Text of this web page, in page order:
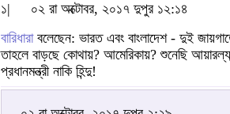
১|
০২ রা অক্টোবর, ২০১৭ দুপুর ১২:১৪
বারিধারাবলেছেন: ভারত এবং বাংলাদেশ - দুই
তাহলে বাড়ছে কোথায়? আমেরিকায়? শুনেছি
প্রধানমন্ত্রী নাকি হিন্দু!